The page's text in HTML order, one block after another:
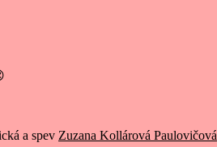
a spev Zuzana Kollárová Paulovičová